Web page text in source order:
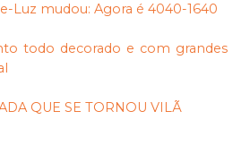
Luz mudou: Agora é 4040-1640
todo decorado e com grandes
QUE SE TORNOU VILÃ